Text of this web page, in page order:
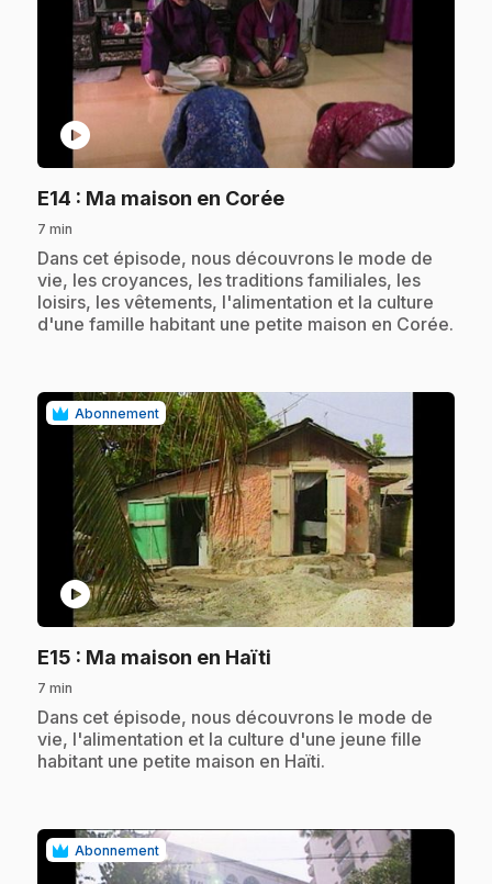
play_circle
E14 : Ma maison en Corée.
7 min
.Dans cet épisode, nous découvrons le mode de
vie, les croyances, les traditions familiales, les
loisirs, les vêtements, l'alimentation et la culture
d'une famille habitant une petite maison en Corée.
Abonnement
play_circle
E15 : Ma maison en Haïti
7 min
.Dans cet épisode, nous découvrons le mode de
vie, l'alimentation et la culture d'une jeune fille
habitant une petite maison en Haïti.
Abonnement